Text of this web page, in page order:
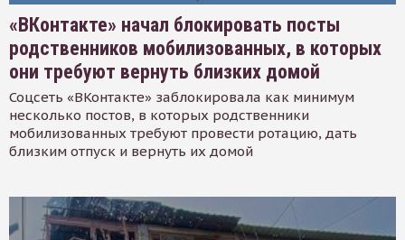
«ВКонтакте» начал блокировать посты
родственников мобилизованных, в которых
они требуют вернуть близких домой
Соцсеть «ВКонтакте» заблокировала как минимум
несколько постов, в которых родственники
мобилизованных требуют провести ротацию, дать
близким отпуск и вернуть их домой